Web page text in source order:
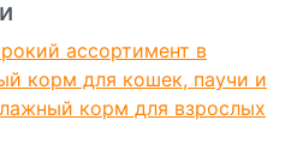
ассортимент в
корм для кошек, паучи и
корм для взрослых